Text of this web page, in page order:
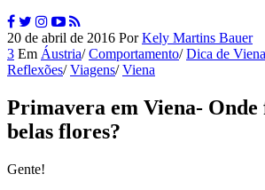
20 de abril de 2016 Por Kely Martins Bauer
3 Em Áustria/ Comportamento/ Dica de Viena
Reflexões/ Viagens/ Viena
Primavera em Viena-
belas flores?
Gente!